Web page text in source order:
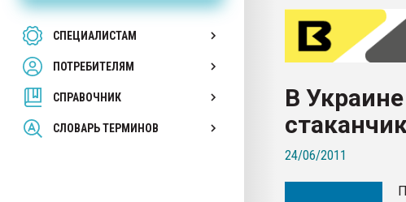
СПЕЦИАЛИСТАМ
ПОТРЕБИТЕЛЯМ
СПРАВОЧНИК
СЛОВАРЬ ТЕРМИНОВ
28.07.2026 Автоматизация
первый план в переработке
пластмасс
ситуацией на строительном
Всё, что касается выдува ПЭТ
бутылок
ПЕРЕЙТИ НА ФОРУМ
В
24/06/2011